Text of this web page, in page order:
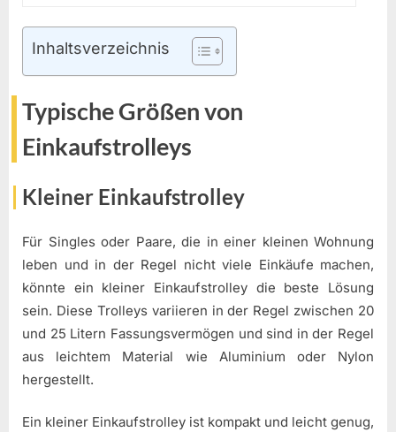
Inhaltsverzeichnis
Typische Größen von
Einkaufstrolleys
Kleiner Einkaufstrolley
Für Singles oder Paare, die in einer kleinen Wohnung
leben und in der Regel nicht viele Einkäufe machen,
könnte ein kleiner Einkaufstrolley die beste Lösung
sein. Diese Trolleys variieren in der Regel zwischen 20
und 25 Litern Fassungsvermögen und sind in der Regel
aus leichtem Material wie Aluminium oder Nylon
hergestellt.
Ein kleiner Einkaufstrolley ist kompakt und leicht genug,